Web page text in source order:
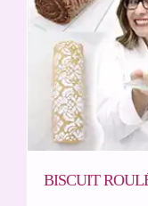
BISCUIT